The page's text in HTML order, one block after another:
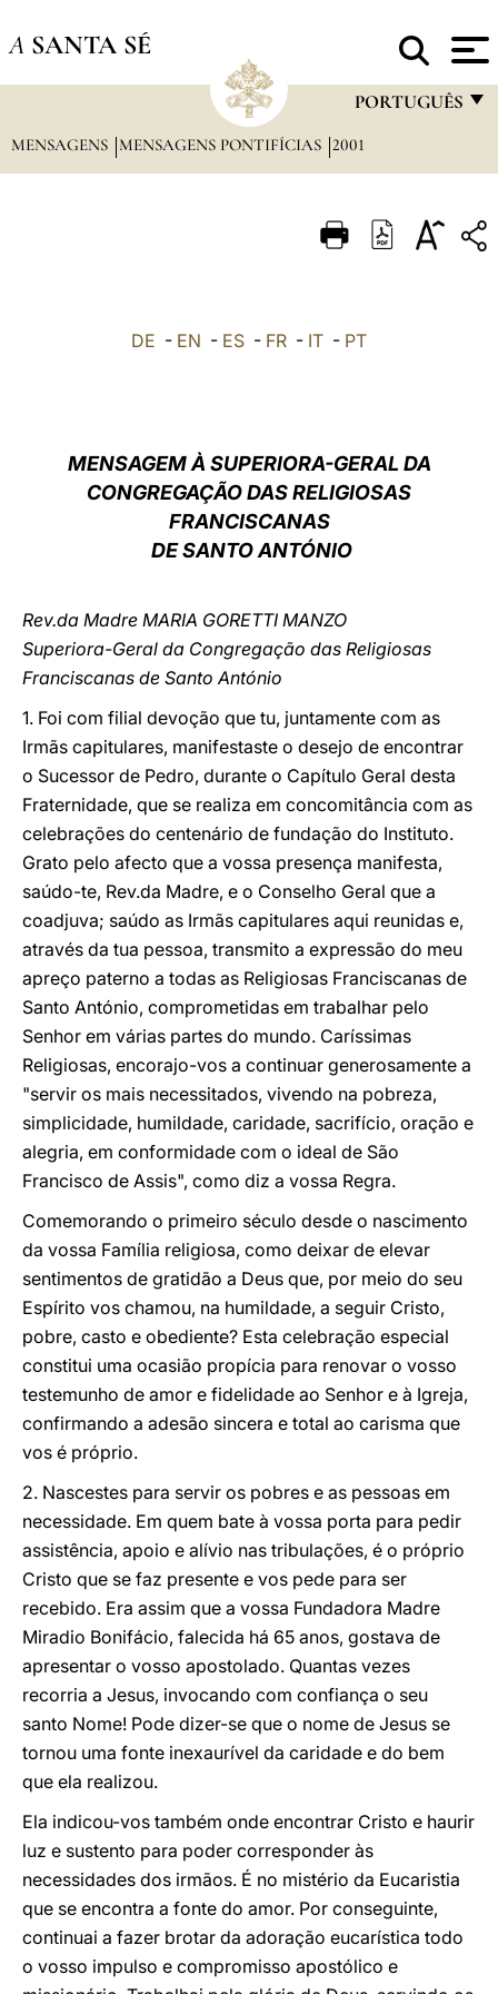
A SANTA SÉ
PORTUGUÊS
FRANÇAIS
ITALIANO
中文
MENSAGENS MENSAGENS PONTIFÍCIAS 2001
DE - EN - ES - FR - IT - PT
MENSAGEM À SUPERIORA-GERAL DA
CONGREGAÇÃO DAS RELIGIOSAS
FRANCISCANAS
DE SANTO ANTÓNIO
Rev.da Madre MARIA GORETTI MANZO
Superiora-Geral da Congregação das Religiosas
Franciscanas de Santo António
1. Foi com filial devoção que tu, juntamente com as
Irmãs capitulares, manifestaste o desejo de encontrar
o Sucessor de Pedro, durante o Capítulo Geral desta
Fraternidade, que se realiza em concomitância com as
celebrações do centenário de fundação do Instituto.
Grato pelo afecto que a vossa presença manifesta,
saúdo-te, Rev.da Madre, e o Conselho Geral que a
coadjuva; saúdo as Irmãs capitulares aqui reunidas e,
através da tua pessoa, transmito a expressão do meu
apreço paterno a todas as Religiosas Franciscanas de
Santo António, comprometidas em trabalhar pelo
Senhor em várias partes do mundo. Caríssimas
Religiosas, encorajo-vos a continuar generosamente a
"servir os mais necessitados, vivendo na pobreza,
simplicidade, humildade, caridade, sacrifício, oração e
alegria, em conformidade com o ideal de São
Francisco de Assis", como diz a vossa Regra.
Comemorando o primeiro século desde o nascimento
da vossa Família religiosa, como deixar de elevar
sentimentos de gratidão a Deus que, por meio do seu
Espírito vos chamou, na humildade, a seguir Cristo,
pobre, casto e obediente? Esta celebração especial
constitui uma ocasião propícia para renovar o vosso
testemunho de amor e fidelidade ao Senhor e à Igreja,
confirmando a adesão sincera e total ao carisma que
vos é próprio.
2. Nascestes para servir os pobres e as pessoas em
necessidade. Em quem bate à vossa porta para pedir
assistência, apoio e alívio nas tribulações, é o próprio
Cristo que se faz presente e vos pede para ser
recebido. Era assim que a vossa Fundadora Madre
Miradio Bonifácio, falecida há 65 anos, gostava de
apresentar o vosso apostolado. Quantas vezes
recorria a Jesus, invocando com confiança o seu
santo Nome! Pode dizer-se que o nome de Jesus se
tornou uma fonte inexaurível da caridade e do bem
que ela realizou.
Ela indicou-vos também onde encontrar Cristo e haurir
luz e sustento para poder corresponder às
necessidades dos irmãos. É no mistério da Eucaristia
que se encontra a fonte do amor. Por conseguinte,
continuai a fazer brotar da adoração eucarística todo
o vosso impulso e compromisso apostólico e